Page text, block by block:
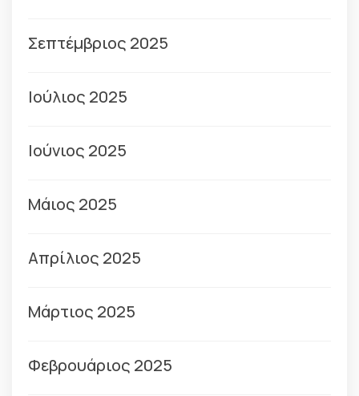
Σεπτέμβριος 2025
Ιούλιος 2025
Ιούνιος 2025
Μάιος 2025
Απρίλιος 2025
Μάρτιος 2025
Φεβρουάριος 2025